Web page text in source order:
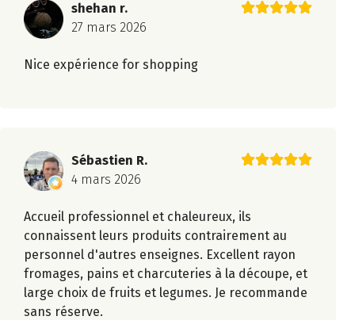
shehan r.
27 mars 2026
Nice expérience for shopping
Sébastien R.
4 mars 2026
Accueil professionnel et chaleureux, ils
connaissent leurs produits contrairement au
personnel d'autres enseignes. Excellent rayon
fromages, pains et charcuteries à la découpe, et
large choix de fruits et legumes. Je recommande
sans réserve.